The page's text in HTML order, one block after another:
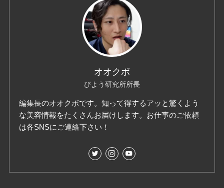
オオクボ
びよう研究所所長
編集長のオオクボです。知って得するアッと驚くよう
な美容情報をたくさんお届けします。お仕事のご依頼
は各SNSにご連絡下さい！